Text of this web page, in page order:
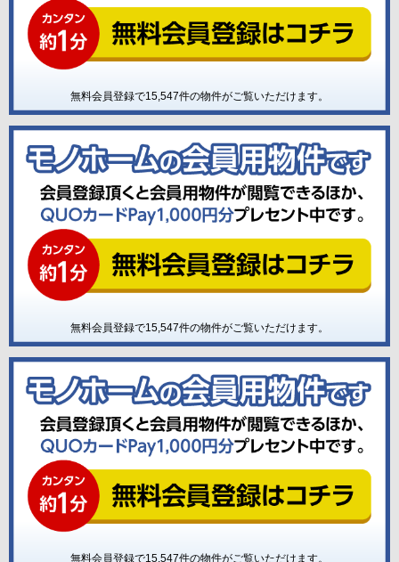
無料会員登録で15,547件の物件がご覧いただけます。
無料会員登録で15,547件の物件がご覧いただけます。
無料会員登録で15,547件の物件がご覧いただけます。